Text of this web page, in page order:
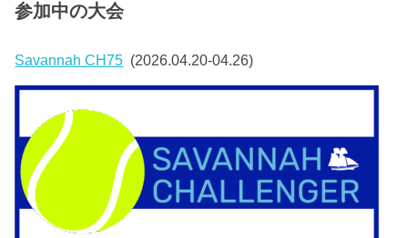
参加中の大会
Savannah CH75 (2026.04.20-04.26)